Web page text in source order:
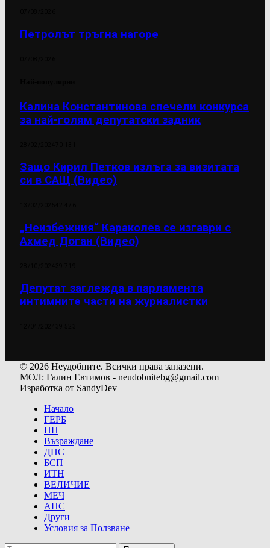
Петролът тръгна нагоре
Калина Константинова спечели конкурса
за най-голям депутатски задник
Защо Кирил Петков излъга за визитата
си в САЩ (Видео)
„Неизбежния“ Караколев се изгаври с
Ахмед Доган (Видео)
Депутат заглежда в парламента
интимните части на журналистки
© 2026 Неудобните. Всички права запазени.
МОЛ: Галин Евтимов - neudobnitebg@gmail.com
Изработка от SandyDev
Начало
ГЕРБ
ПП
Възраждане
ДПС
БСП
ИТН
ВЕЛИЧИЕ
МЕЧ
АПС
Други
Условия за Ползване